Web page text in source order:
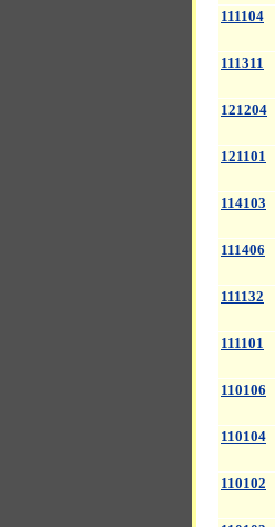
111104
111311
121204
121101
114103
111406
111132
111101
110106
110104
110102